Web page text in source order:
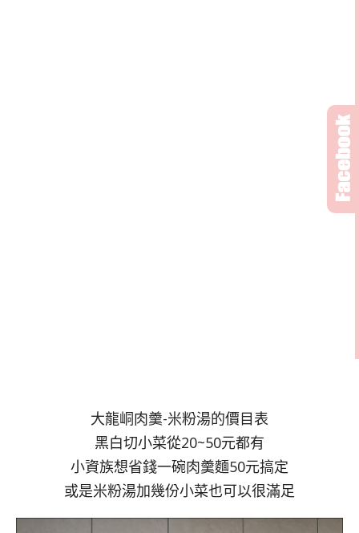
大龍峒肉羹-米粉湯的價目表
黑白切小菜從20~50元都有
小資族想省錢一碗肉羹麵50元搞定
或是米粉湯加幾份小菜也可以很滿足